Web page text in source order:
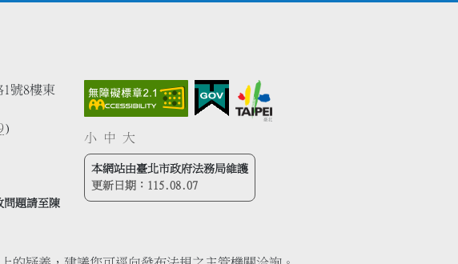
1號8樓東
)
問題請至陳
小 中 大
本網站由臺北市政府法務局維護
更新日期： 115.08.07